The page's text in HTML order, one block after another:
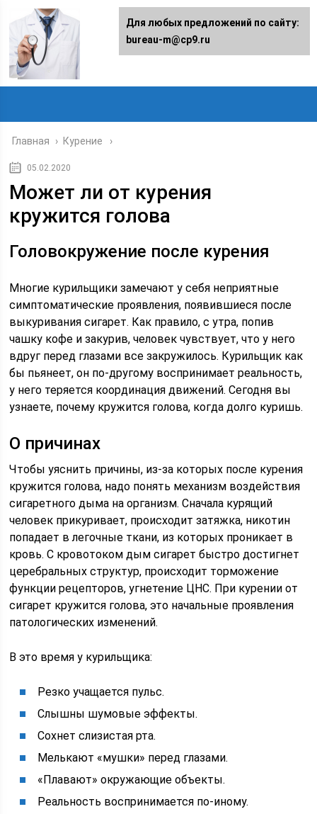
Главная › Курение
05.02.2020
Может ли от курения
кружится голова
Головокружение после курения
Многие курильщики замечают у себя неприятные
симптоматические проявления, появившиеся после
выкуривания сигарет. Как правило, с утра, попив
чашку кофе и закурив, человек чувствует, что у него
вдруг перед глазами все закружилось. Курильщик как
бы пьянеет, он по-другому воспринимает реальность,
у него теряется координация движений. Сегодня вы
узнаете, почему кружится голова, когда долго куришь.
О причинах
Чтобы уяснить причины, из-за которых после курения
кружится голова, надо понять механизм воздействия
сигаретного дыма на организм. Сначала курящий
человек прикуривает, происходит затяжка, никотин
попадает в легочные ткани, из которых проникает в
кровь. С кровотоком дым сигарет быстро достигнет
церебральных структур, происходит торможение
функции рецепторов, угнетение ЦНС. При курении от
сигарет кружится голова, это начальные проявления
патологических изменений.
В это время у курильщика:
Резко учащается пульс.
Слышны шумовые эффекты.
Сохнет слизистая рта.
Мелькают «мушки» перед глазами.
«Плавают» окружающие объекты.
Реальность воспринимается по-иному.
Для любых предложений по сайту:
bureau-m@cp9.ru